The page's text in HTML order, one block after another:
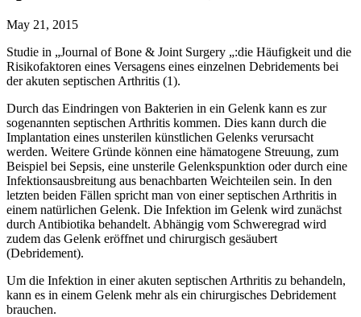
May 21, 2015
Studie in „Journal of Bone & Joint Surgery „:die Häufigkeit und die
Risikofaktoren eines Versagens eines einzelnen Debridements bei
der akuten septischen Arthritis (1).
Durch das Eindringen von Bakterien in ein Gelenk kann es zur
sogenannten septischen Arthritis kommen. Dies kann durch die
Implantation eines unsterilen künstlichen Gelenks verursacht
werden. Weitere Gründe können eine hämatogene Streuung, zum
Beispiel bei Sepsis, eine unsterile Gelenkspunktion oder durch eine
Infektionsausbreitung aus benachbarten Weichteilen sein. In den
letzten beiden Fällen spricht man von einer septischen Arthritis in
einem natürlichen Gelenk. Die Infektion im Gelenk wird zunächst
durch Antibiotika behandelt. Abhängig vom Schweregrad wird
zudem das Gelenk eröffnet und chirurgisch gesäubert
(Debridement).
Um die Infektion in einer akuten septischen Arthritis zu behandeln,
kann es in einem Gelenk mehr als ein chirurgisches Debridement
brauchen.